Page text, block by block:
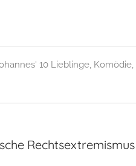
10 Lieblinge, Komödie,
Rechtsextremismus